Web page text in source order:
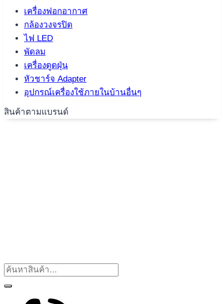
เครื่องฟอกอากาศ
กล้องวงจรปิด
ไฟ LED
พัดลม
เครื่องดูดฝุ่น
หัวชาร์จ Adapter
อุปกรณ์เครื่องใช้ภายในบ้านอื่นๆ
สินค้าตามแบรนด์